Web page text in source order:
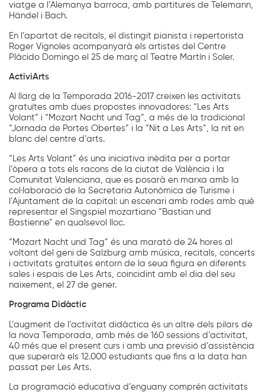
viatge a l’Alemanya barroca, amb partitures de Telemann,
Händel i Bach.
En l’apartat de recitals, el distingit pianista i repertorista
Roger Vignoles acompanyarà els artistes del Centre
Plácido Domingo el 25 de març al Teatre Martín i Soler.
ActiviArts
Al llarg de la Temporada 2016-2017 creixen les activitats
gratuïtes amb dues propostes innovadores: “Les Arts
Volant” i “Mozart Nacht und Tag”, a més de la tradicional
“Jornada de Portes Obertes” i la “Nit a Les Arts”, la nit en
blanc del centre d’arts.
“Les Arts Volant” és una iniciativa inèdita per a portar
l’òpera a tots els racons de la ciutat de València i la
Comunitat Valenciana, que es posarà en marxa amb la
col·laboració de la Secretaria Autonòmica de Turisme i
l’Ajuntament de la capital: un escenari amb rodes amb què
representar el Singspiel mozartiano “Bastian und
Bastienne” en qualsevol lloc.
“Mozart Nacht und Tag” és una marató de 24 hores al
voltant del geni de Salzburg amb música, recitals, concerts
i activitats gratuïtes entorn de la seua figura en diferents
sales i espais de Les Arts, coincidint amb el dia del seu
naixement, el 27 de gener.
Programa Didàctic
L’augment de l’activitat didàctica és un altre dels pilars de
la nova Temporada, amb més de 160 sessions d’activitat,
40 més que el present curs i amb una previsió d’assistència
que superarà els 12.000 estudiants que fins a la data han
passat per Les Arts.
La programació educativa d’enguany comprén activitats